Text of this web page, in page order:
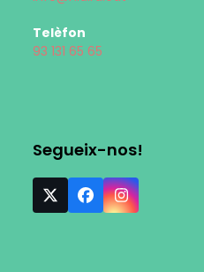
Telèfon
93 131 65 65
Segueix-nos!